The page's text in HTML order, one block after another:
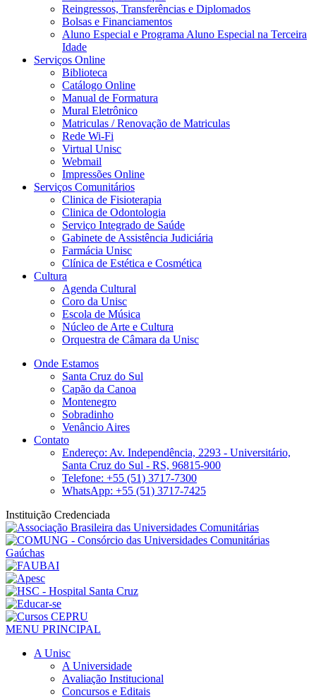
Reingressos, Transferências e Diplomados
Bolsas e Financiamentos
Aluno Especial e Programa Aluno Especial na Terceira
Idade
Serviços Online
Biblioteca
Catálogo Online
Manual de Formatura
Mural Eletrônico
Matriculas / Renovação de Matriculas
Rede Wi-Fi
Virtual Unisc
Webmail
Impressões Online
Serviços Comunitários
Clinica de Fisioterapia
Clinica de Odontologia
Serviço Integrado de Saúde
Gabinete de Assistência Judiciária
Farmácia Unisc
Clínica de Estética e Cosmética
Cultura
Agenda Cultural
Coro da Unisc
Escola de Música
Núcleo de Arte e Cultura
Orquestra de Câmara da Unisc
Onde Estamos
Santa Cruz do Sul
Capão da Canoa
Montenegro
Sobradinho
Venâncio Aires
Contato
Endereço: Av. Independência, 2293 - Universitário,
Santa Cruz do Sul - RS, 96815-900
Telefone: +55 (51) 3717-7300
WhatsApp: +55 (51) 3717-7425
Instituição Credenciada
MENU PRINCIPAL
A Unisc
A Universidade
Avaliação Institucional
Concursos e Editais